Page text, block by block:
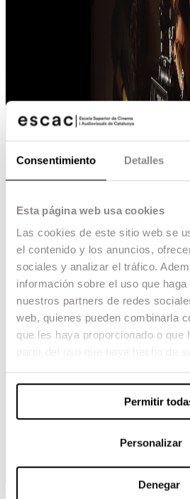
Consentimiento Detalles
Esta página web usa cookies
Las cookies de este sitio web se
el contenido y los anuncios,
sociales y analizar el tráfico.
información sobre el uso que
nuestros partners de redes
web, quienes pueden combinarla
que les haya proporcionado o que
Permitir
Personalizar
Denegar